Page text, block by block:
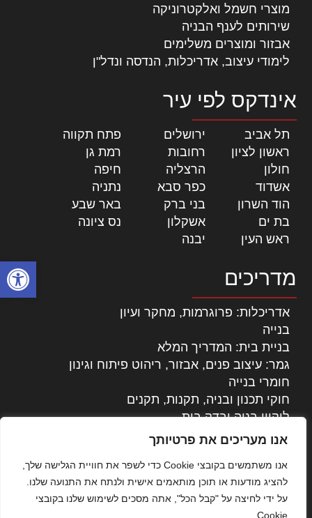
פתח
אנו מעריכים את פרטיותך
אנו משתמשים בקובצי Cookie כדי לשפר את חוויית הגלישה שלך,
להציג מודעות או תוכן מותאמים אישית ולנתח את התנועה שלנו.
על ידי לחיצה על "קבל הכל", אתה מסכים לשימוש שלנו בקובצי
Cookie.
מוצרי חשמל ואלקטרוניקה
שירותים לענף הבניה
אבזור ומוצרים משלימים
לימודי עיצוב, אדריכלות, הנדסה ונדל"ן
אינדקס לפי עיר
תל אביב ירושלים פתח תקווה
ראשון לציון
רחובות רמת גן
חולון
הרצליה חיפה
אשדוד
כפר סבא נתניה
הוד השרון
בני ברק באר שבע
בת ים
אשקלון נס ציונה
ראש העין
יבנה
מדריכים
אדריכלות: פרוגרמות, מחקר ועיון
בנייה
בניית בית: המדריך המלא
גמר: עיצוב פנים, אבזור, ריהוט פיתוח וגינון
חומרי בנייה
חוקי תכנון ובניה, תקנות, תקנים
ליקויי בניה ובדק בית
נדל"ן: זכויות, אגרות ועסקאות
עקרונות ניהול אחזקה מתקדמות
צילום אדריכלי
שיווק נדלן